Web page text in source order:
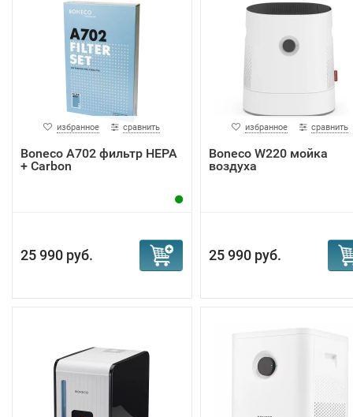
избранное сравнить
Boneco A702 фильтр НЕРА
+ Carbon
25 990 руб.
избранное сравнить
Boneco W220 мойка
воздуха
25 990 руб.